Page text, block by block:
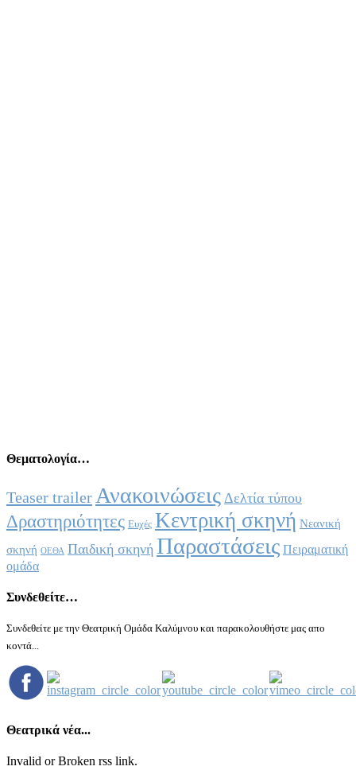
Θεματολογία…
Teaser trailer Ανακοινώσεις Δελτία τύπου
Δραστηριότητες Ευχές Κεντρική σκηνή Νεανική
σκηνή ΟΕΘΑ Παιδική σκηνή Παραστάσεις Πειραματική
ομάδα
Συνδεθείτε…
Συνδεθείτε με την Θεατρική Ομάδα Καλύμνου και παρακολουθήστε μας απο
κοντά...
Θεατρικά νέα...
Invalid or Broken rss link.